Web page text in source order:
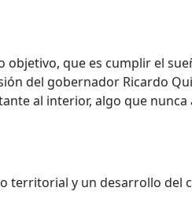
objetivo, que es cumplir el
del gobernador Ricardo
al interior, algo que nunca
territorial y un desarrollo del